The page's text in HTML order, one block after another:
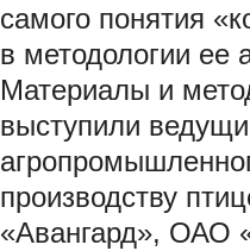
самого понятия
в методологии ее
Материалы и
выступили
производству
«Авангард», ОАО